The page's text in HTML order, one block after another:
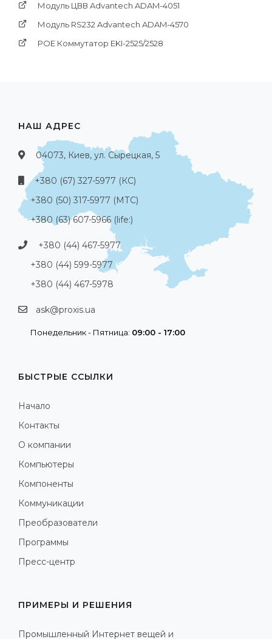
Модуль ЦВВ Advantech ADAM-4051
Модуль RS232 Advantech ADAM-4570
POE Коммутатор EKI-2525/2528
НАШ АДРЕС
04073, Киев, ул. Сырецкая, 5
+380 (67) 327-5977 (КС)
+380 (50) 317-5977 (МТС)
+380 (63) 607-5966 (life:)
+380 (44) 467-5977
+380 (44) 599-5977
+380 (44) 467-5978
ask@proxis.ua
Понедельник - Пятница: 09:00 - 17:00
БЫСТРЫЕ ССЫЛКИ
Начало
Контакты
О компании
Компьютеры
Компоненты
Коммуникации
Преобразователи
Программы
Пресс-центр
ПРИМЕРЫ И РЕШЕНИЯ
Промышленный Интернет вещей и